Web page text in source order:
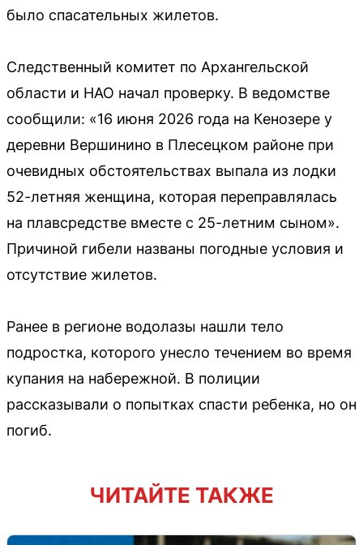
было спасательных жилетов.
Следственный комитет по Архангельской
области и НАО начал проверку. В ведомстве
сообщили: «16 июня 2026 года на Кенозере у
деревни Вершинино в Плесецком районе при
очевидных обстоятельствах выпала из лодки
52-летняя женщина, которая переправлялась
на плавсредстве вместе с 25-летним сыном».
Причиной гибели названы погодные условия и
отсутствие жилетов.
Ранее в регионе водолазы нашли тело
подростка, которого унесло течением во время
купания на набережной. В полиции
рассказывали о попытках спасти ребенка, но он
погиб.
ЧИТАЙТЕ ТАКЖЕ